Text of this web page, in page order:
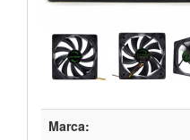
Marca: